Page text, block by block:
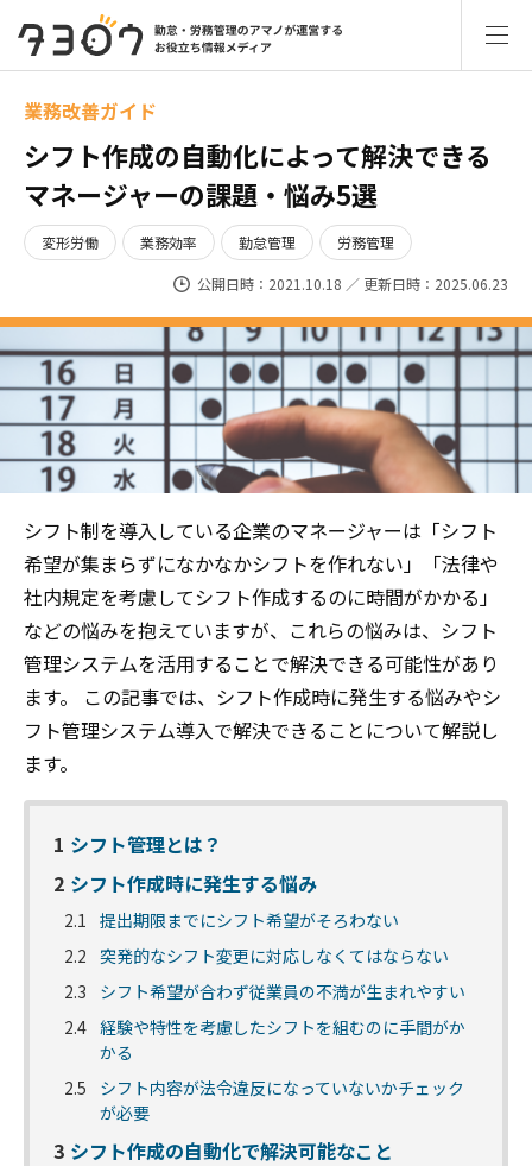
業務改善ガイド
シフト作成の自動化によって解決できる
マネージャーの課題・悩み5選
変形労働 業務効率 勤怠管理 労務管理
公開日時：2021.10.18 ／ 更新日時：2025.06.23
シフト制を導入している企業のマネージャーは「シフト
希望が集まらずになかなかシフトを作れない」「法律や
社内規定を考慮してシフト作成するのに時間がかかる」
などの悩みを抱えていますが、これらの悩みは、シフト
管理システムを活用することで解決できる可能性があり
ます。 この記事では、シフト作成時に発生する悩みやシ
フト管理システム導入で解決できることについて解説し
ます。
1 シフト管理とは？
2 シフト作成時に発生する悩み
2.1 提出期限までにシフト希望がそろわない
2.2 突発的なシフト変更に対応しなくてはならない
2.3
シフト希望が合わず従業員の不満が生まれやすい
2.4 経験や特性を考慮したシフトを組むのに手間がか
かる
2.5
シフト内容が法令違反になっていないかチェック
が必要
3 シフト作成の自動化で解決可能なこと